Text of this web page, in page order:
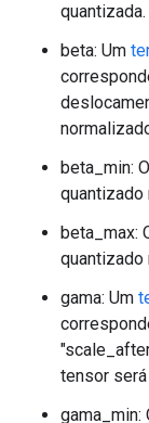
quantizada.
beta: Um
beta_min:
quantizado
beta_max:
quantizado
gama: Um
tensor
gama_min: